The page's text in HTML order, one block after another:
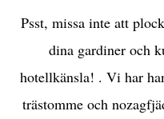
Psst, missa inte att
dina gardiner och
hotellkänsla! . Vi har
trästomme och